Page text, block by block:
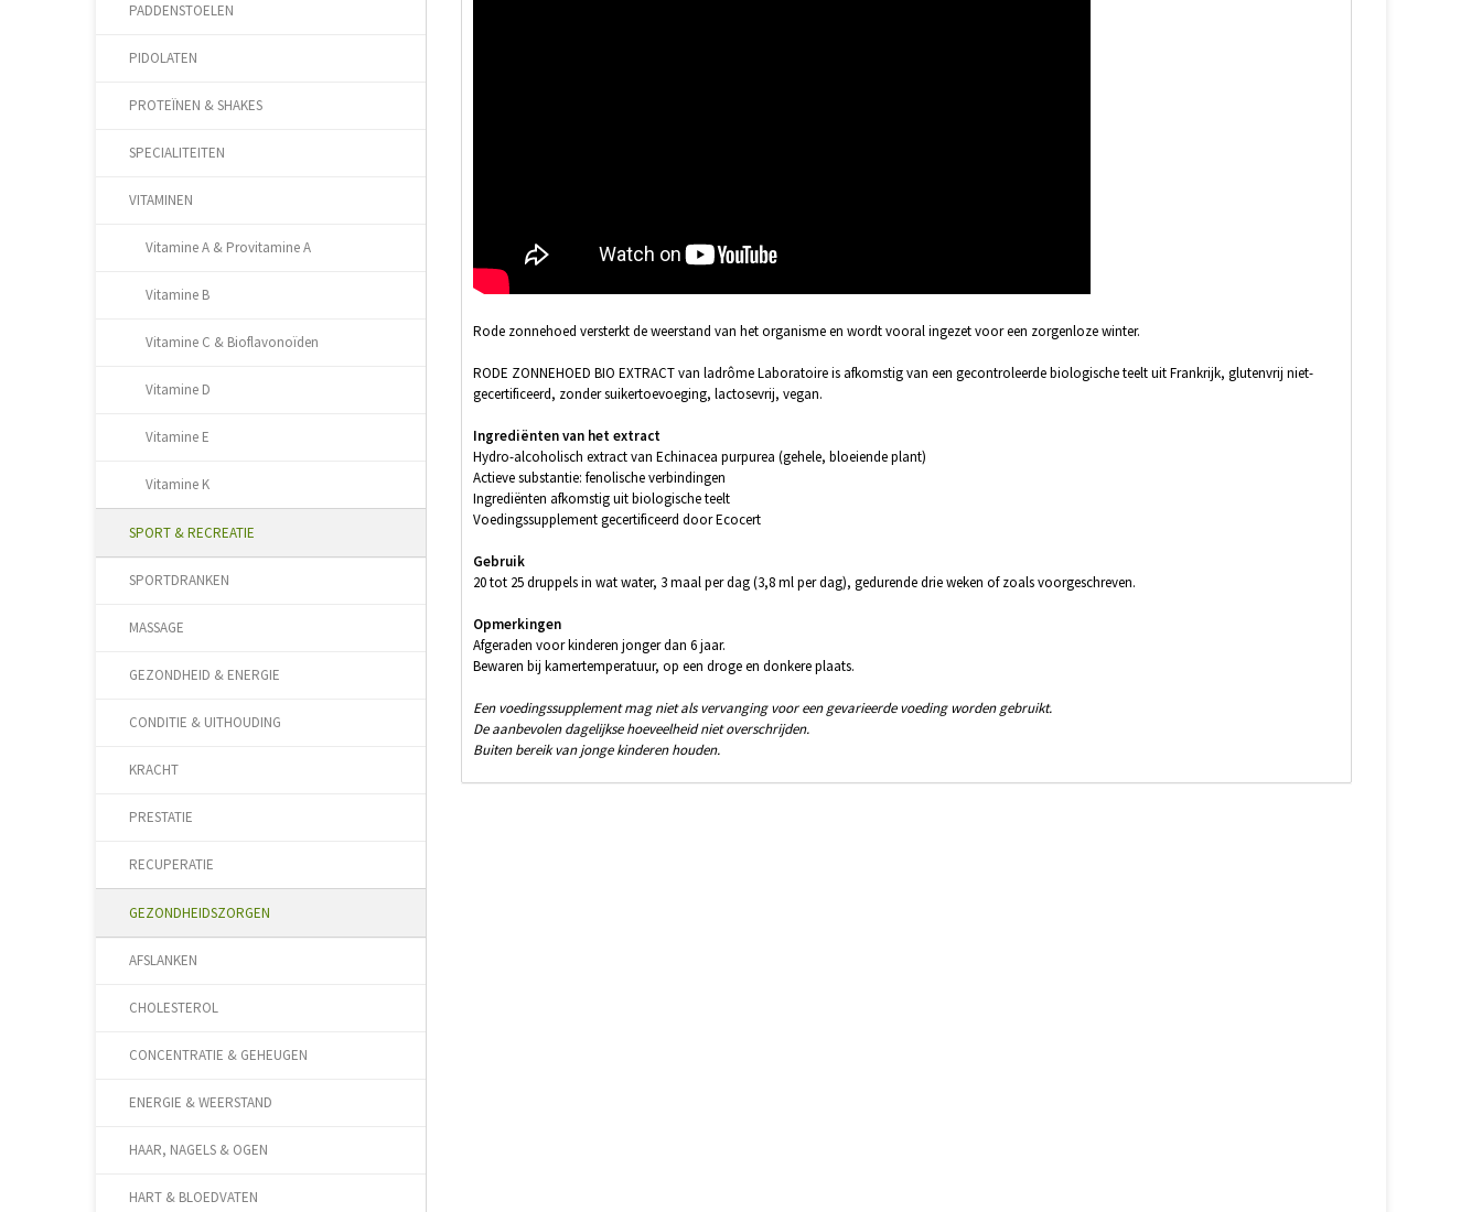
PADDENSTOELEN
PIDOLATEN
PROTEÏNEN & SHAKES
SPECIALITEITEN
VITAMINEN
Vitamine A & Provitamine A
Vitamine B
Vitamine C & Bioflavonoïden
Vitamine D
Vitamine E
Vitamine K
SPORT & RECREATIE
SPORTDRANKEN
MASSAGE
GEZONDHEID & ENERGIE
CONDITIE & UITHOUDING
KRACHT
PRESTATIE
RECUPERATIE
GEZONDHEIDSZORGEN
AFSLANKEN
CHOLESTEROL
CONCENTRATIE & GEHEUGEN
ENERGIE & WEERSTAND
HAAR, NAGELS & OGEN
HART & BLOEDVATEN
Rode zonnehoed versterkt de weerstand van het organisme en wordt vooral ingezet voor een zorgenloze winter.
RODE ZONNEHOED BIO EXTRACT van ladrôme Laboratoire is afkomstig van een gecontroleerde biologische teelt uit Frankrijk, glutenvrij niet-
gecertificeerd, zonder suikertoevoeging, lactosevrij, vegan.
Ingrediënten van het extract
Hydro-alcoholisch extract van Echinacea purpurea (gehele, bloeiende plant)
Actieve substantie: fenolische verbindingen
Ingrediënten afkomstig uit biologische teelt
Voedingssupplement gecertificeerd door Ecocert
Gebruik
20 tot 25 druppels in wat water, 3 maal per dag (3,8 ml per dag), gedurende drie weken of zoals voorgeschreven.
Opmerkingen
Afgeraden voor kinderen jonger dan 6 jaar.
Bewaren bij kamertemperatuur, op een droge en donkere plaats.
Een voedingssupplement mag niet als vervanging voor een gevarieerde voeding worden gebruikt.
De aanbevolen dagelijkse hoeveelheid niet overschrijden.
Buiten bereik van jonge kinderen houden.